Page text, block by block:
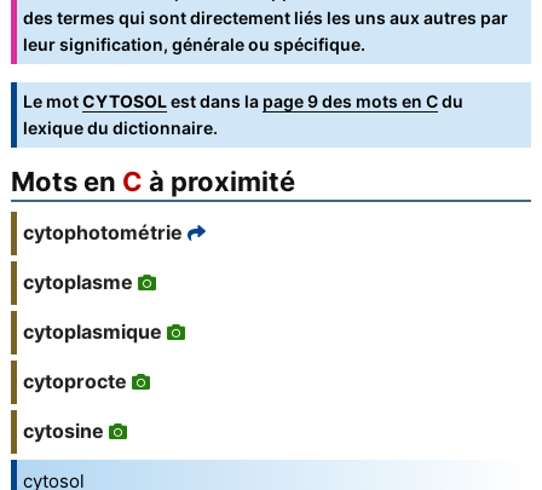
des termes qui sont directement liés les uns aux autres par
leur signification, générale ou spécifique.
Le motCYTOSOLest dans la page 9 des mots en Cdu
lexique du dictionnaire.
Mots en C à proximité
cytophotométrie
cytoplasme
cytoplasmique
cytoprocte
cytosine
cytosol